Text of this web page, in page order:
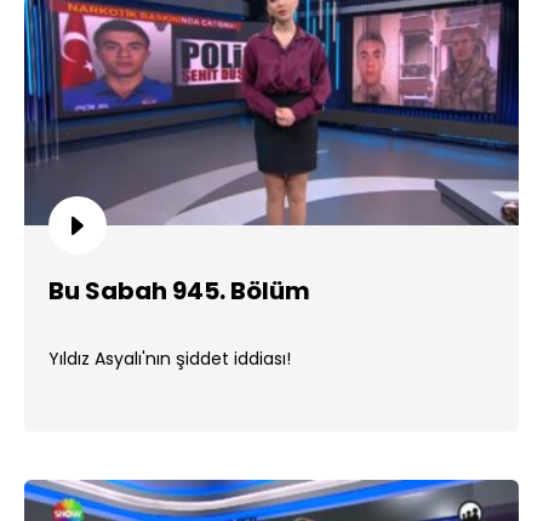
Bu Sabah 945. Bölüm
Yıldız Asyalı'nın şiddet iddiası!